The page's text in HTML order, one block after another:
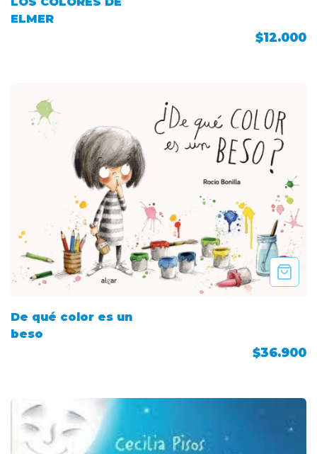
ELMER
$12.000
De qué color es un
beso
$36.900